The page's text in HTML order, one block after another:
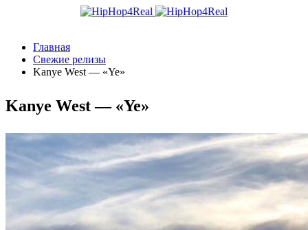
Главная
Свежие релизы
Kanye West — «Ye»
Kanye West — «Ye»